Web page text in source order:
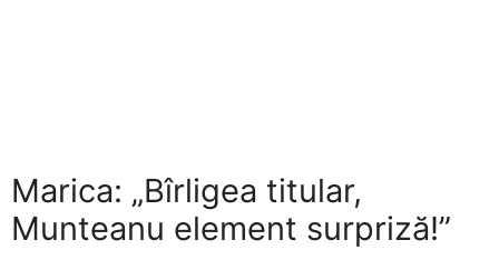
Marica: „Bîrligea titular,
Munteanu element surpriză!”